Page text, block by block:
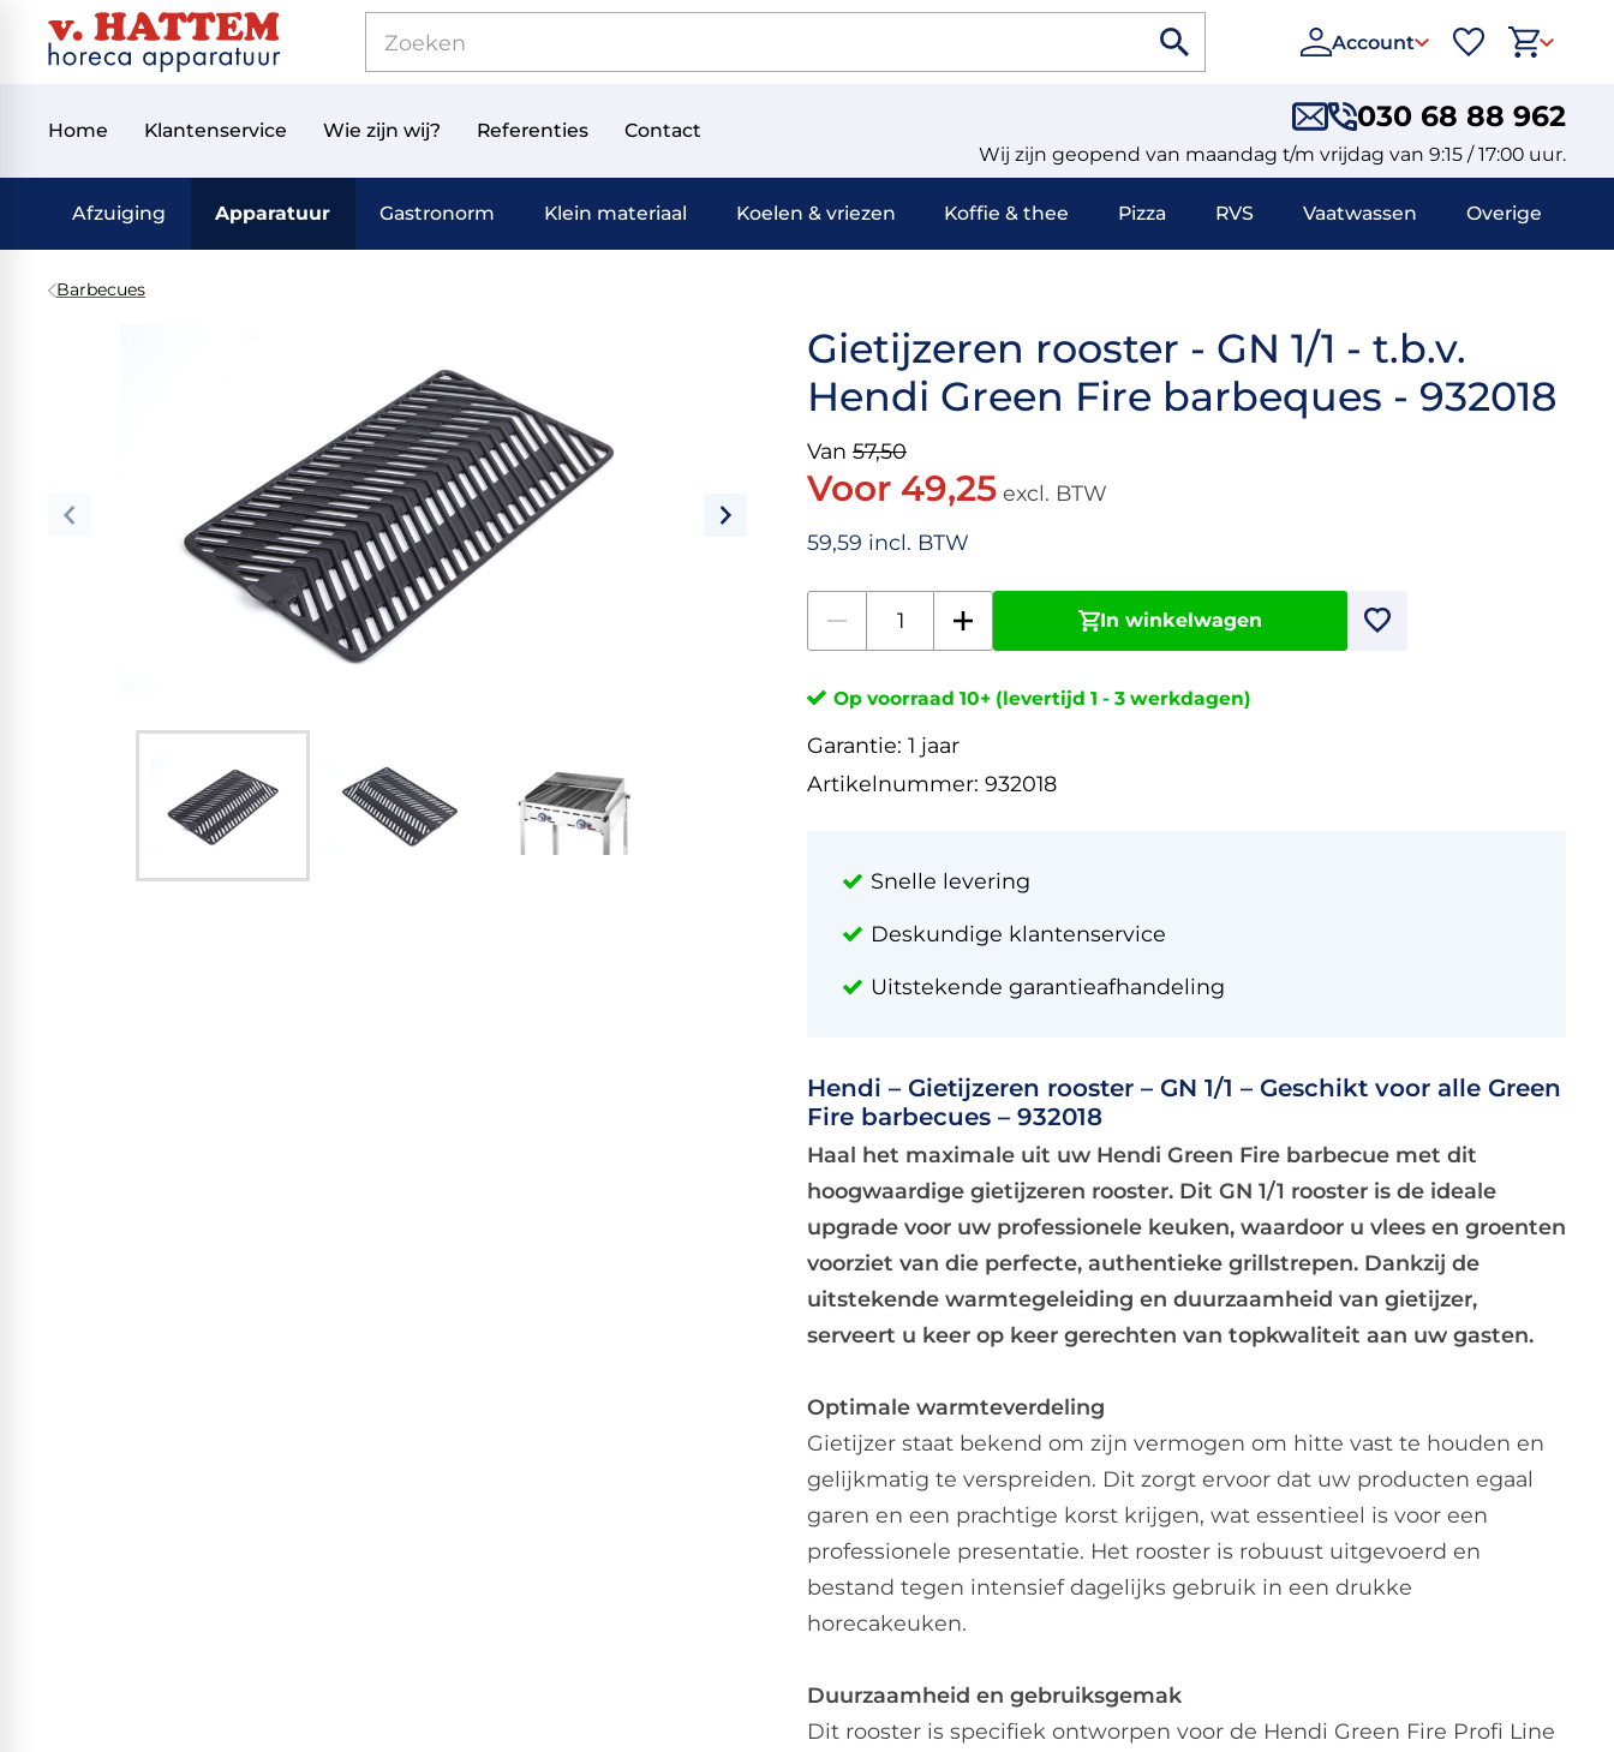
Account
Home Klantenservice Wie zijn wij? Referenties Contact 030 68 88 962
Wij zijn geopend van maandag t/m vrijdag van 9:15 / 17:00 uur.
Afzuiging Apparatuur Gastronorm Klein materiaal Koelen & vriezen Koffie & thee Pizza RVS Vaatwassen Overige
Barbecues
Gietijzeren rooster - GN 1/1 - t.b.v.
Hendi Green Fire barbeques - 932018
Van 57,50
Voor 49,25 excl. BTW
59,59 incl. BTW
In winkelwagen
Op voorraad 10+ (levertijd 1 - 3 werkdagen)
Garantie: 1 jaar
Artikelnummer: 932018
Snelle levering
Deskundige klantenservice
Uitstekende garantieafhandeling
Hendi – Gietijzeren rooster – GN 1/1 – Geschikt voor alle Green
Fire barbecues – 932018
Haal het maximale uit uw Hendi Green Fire barbecue met dit
hoogwaardige gietijzeren rooster. Dit GN 1/1 rooster is de ideale
upgrade voor uw professionele keuken, waardoor u vlees en groenten
voorziet van die perfecte, authentieke grillstrepen. Dankzij de
uitstekende warmtegeleiding en duurzaamheid van gietijzer,
serveert u keer op keer gerechten van topkwaliteit aan uw gasten.
Optimale warmteverdeling
Gietijzer staat bekend om zijn vermogen om hitte vast te houden en
gelijkmatig te verspreiden. Dit zorgt ervoor dat uw producten egaal
garen en een prachtige korst krijgen, wat essentieel is voor een
professionele presentatie. Het rooster is robuust uitgevoerd en
bestand tegen intensief dagelijks gebruik in een drukke
horecakeuken.
Duurzaamheid en gebruiksgemak
Dit rooster is specifiek ontworpen voor de Hendi Green Fire Profi Line